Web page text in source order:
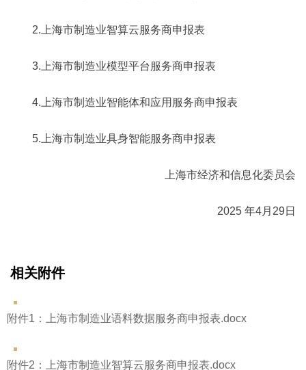
2.上海市制造业智算云服务商申报表
3.上海市制造业模型平台服务商申报表
4.上海市制造业智能体和应用服务商申报表
5.上海市制造业具身智能服务商申报表
上海市经济和信息化委员会
2025 年4月29日
相关附件
附件1：上海市制造业语料数据服务商申报表.docx
附件2：上海市制造业智算云服务商申报表.docx